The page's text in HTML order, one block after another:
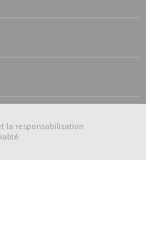
la responsabilisation